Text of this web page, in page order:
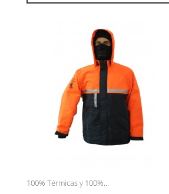
100% Térmicas y 100%...